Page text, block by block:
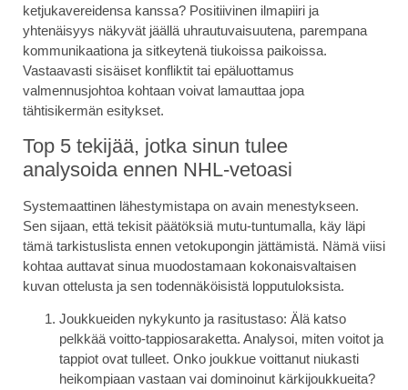
ketjukavereidensa kanssa? Positiivinen ilmapiiri ja
yhtenäisyys näkyvät jäällä uhrautuvaisuutena, parempana
kommunikaationa ja sitkeytenä tiukoissa paikoissa.
Vastaavasti sisäiset konfliktit tai epäluottamus
valmennusjohtoa kohtaan voivat lamauttaa jopa
tähtisikermän esitykset.
Top 5 tekijää, jotka sinun tulee
analysoida ennen NHL-vetoasi
Systemaattinen lähestymistapa on avain menestykseen.
Sen sijaan, että tekisit päätöksiä mutu-tuntumalla, käy läpi
tämä tarkistuslista ennen vetokupongin jättämistä. Nämä viisi
kohtaa auttavat sinua muodostamaan kokonaisvaltaisen
kuvan ottelusta ja sen todennäköisistä lopputuloksista.
Joukkueiden nykykunto ja rasitustaso: Älä katso
pelkkää voitto-tappiosaraketta. Analysoi, miten voitot ja
tappiot ovat tulleet. Onko joukkue voittanut niukasti
heikompiaan vastaan vai dominoinut kärkijoukkueita?